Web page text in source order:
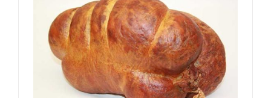
Veau Lo VÎ(0)
Volaille Suisse(0)
Panier(0)
Poste standard(3)